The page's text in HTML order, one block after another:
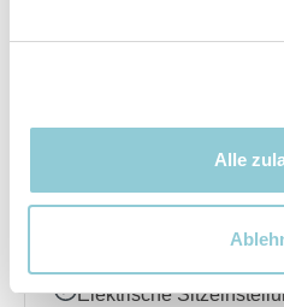
Alle
Interieur – Komfort
Ambientebeleuchtung
Elektrische